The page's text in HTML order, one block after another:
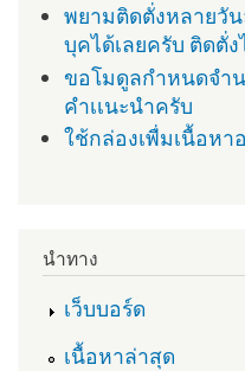
พยามติดตั่งหลายวัน
บุคได้เลยครับ ติดตั่
ขอโมดูลกำหนดจำน
คำเเนะนำครับ
ใช้กล่องเพื่มเนื้อหา
นำทาง
เว็บบอร์ด
เนื้อหาล่าสุด